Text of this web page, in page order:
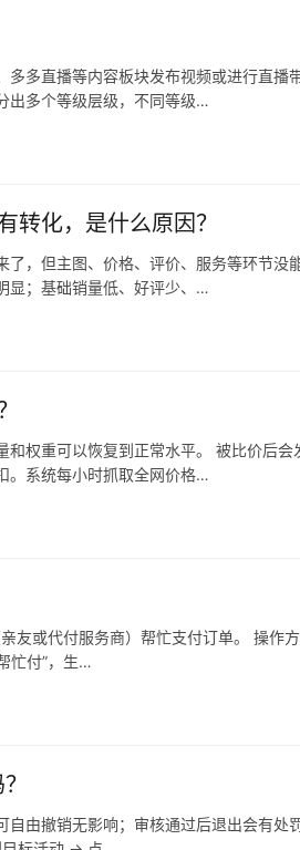
多多直播等内容板块发布视频或进行直
出多个等级层级，不同等级…
转化，是什么原因？
，但主图、价格、评价、服务等环节没
显；基础销量低、好评少、…
权重可以恢复到正常水平。 被比价后会
。系统每小时抓取全网价格…
友或代付服务商）帮忙支付订单。 操作
忙付”，生…
自由撤销无影响；审核通过后退出会有处